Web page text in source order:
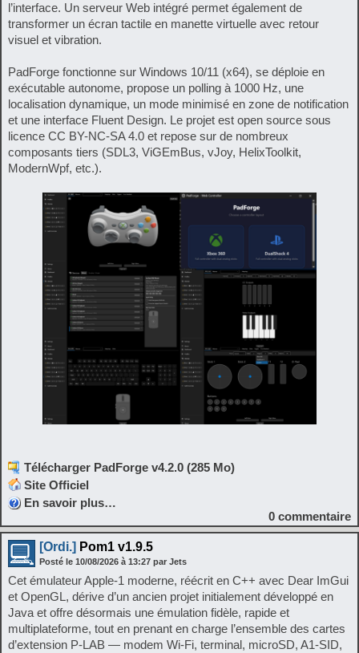
l’interface. Un serveur Web intégré permet également de
transformer un écran tactile en manette virtuelle avec retour
visuel et vibration.
PadForge fonctionne sur Windows 10/11 (x64), se déploie en
exécutable autonome, propose un polling à 1000 Hz, une
localisation dynamique, un mode minimisé en zone de notification
et une interface Fluent Design. Le projet est open source sous
licence CC BY-NC-SA 4.0 et repose sur de nombreux
composants tiers (SDL3, ViGEmBus, vJoy, HelixToolkit,
ModernWpf, etc.).
Télécharger PadForge v4.2.0 (285 Mo)
Site Officiel
En savoir plus…
0 commentaire
[Ordi.] Pom1 v1.9.5
Posté le 10/08/2026 à 13:27 par Jets
Cet émulateur Apple‑1 moderne, réécrit en C++ avec Dear ImGui
et OpenGL, dérive d’un ancien projet initialement développé en
Java et offre désormais une émulation fidèle, rapide et
multiplateforme, tout en prenant en charge l’ensemble des cartes
d’extension P‑LAB — modem Wi‑Fi, terminal, microSD, A1‑SID,